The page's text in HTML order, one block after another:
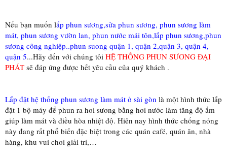
Nếu bạn muốn lắp phun sương,sửa phun sương, phun sương làm
mát, phun sương vườn lan, phun nước mái tôn,lắp phun sương,phun
sương công nghiệp..phun suong quận 1, quận 2,quận 3, quận 4,
quận 5...Hãy đến với chúng tôi HỆ THỐNG PHUN SƯƠNG ĐẠI
PHÁT sẽ đáp ứng được hết yêu cầu của quý khách .
Lắp đặt hệ thống phun sương làm mát ở sài gòn là một hình thức lắp
đặt 1 bộ máy để phun ra hơi sương bằng hơi nước làm tăng độ ẩm
giúp làm mát và điều hòa nhiệt độ. Hiên nay hình thức chống nóng
này đang rất phổ biến đặc biệt trong các quán café, quán ăn, nhà
hàng, khu vui chơi giải trí,…